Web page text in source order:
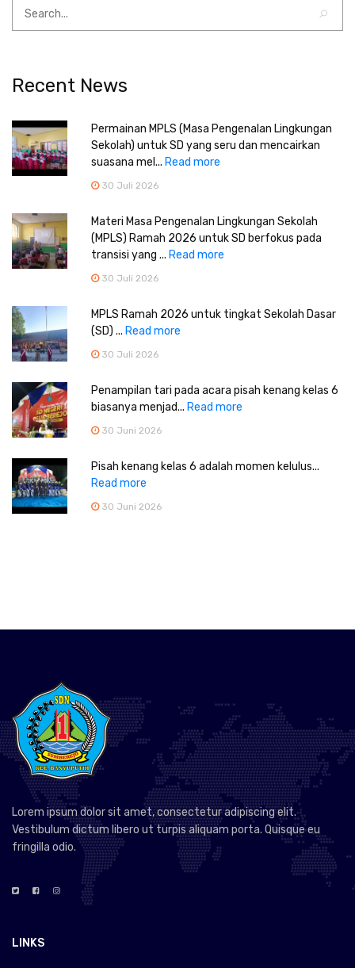
Recent News
Permainan MPLS (Masa Pengenalan Lingkungan
Sekolah) untuk SD yang seru dan mencairkan
suasana mel... Read more
30 Juli 2026
Materi Masa Pengenalan Lingkungan Sekolah
(MPLS) Ramah 2026 untuk SD berfokus pada
transisi yang ... Read more
30 Juli 2026
MPLS Ramah 2026 untuk tingkat Sekolah Dasar
(SD) ... Read more
30 Juli 2026
Penampilan tari pada acara pisah kenang kelas 6
biasanya menjad... Read more
30 Juni 2026
Pisah kenang kelas 6 adalah momen kelulus...
Read more
30 Juni 2026
Lorem ipsum dolor sit amet, consectetur adipiscing elit.
Vestibulum dictum libero ut turpis aliquam porta. Quisque eu
fringilla odio.
LINKS